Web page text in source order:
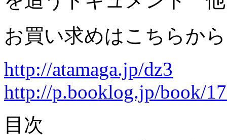
お買い求めはこちらか
http://atamaga.jp/dz3
http://p.booklog.jp/book/
目次